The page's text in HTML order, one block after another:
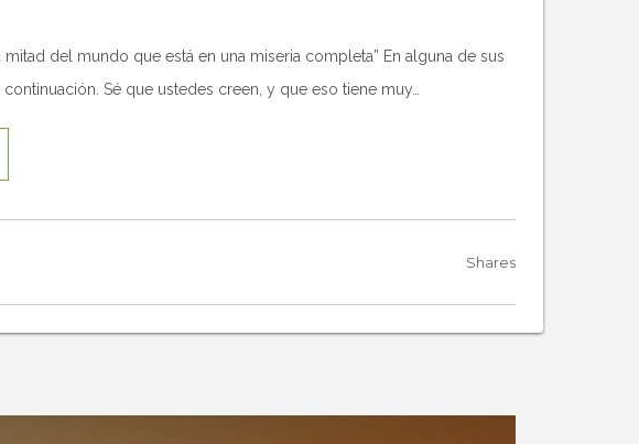
del mundo que está en una miseria completa” En alguna de sus
Sé que ustedes creen, y que eso tiene muy…
Shares